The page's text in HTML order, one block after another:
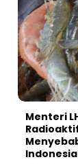
Menteri